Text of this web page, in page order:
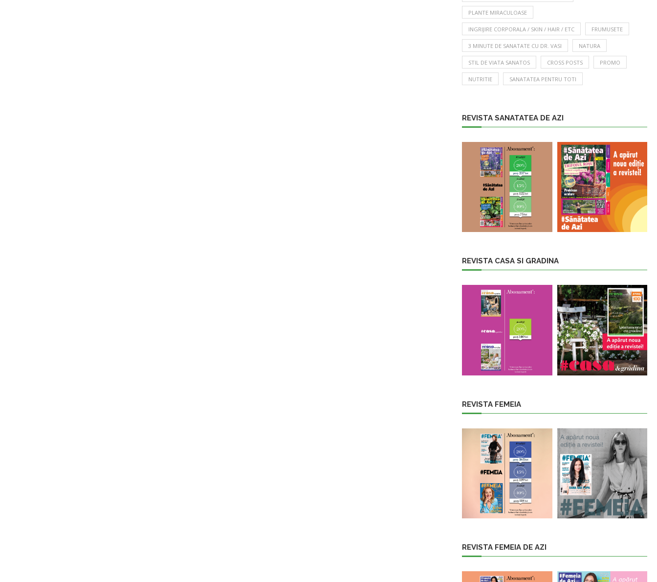
PLANTE MIRACULOASE
INGRIJIRE CORPORALA / SKIN / HAIR / ETC FRUMUSETE
3 MINUTE DE SANATATE CU DR. VASI NATURA
STIL DE VIATA SANATOS CROSS POSTS PROMO
NUTRITIE SANATATEA PENTRU TOTI
REVISTA SANATATEA DE AZI
REVISTA CASA SI GRADINA
REVISTA FEMEIA
REVISTA FEMEIA DE AZI